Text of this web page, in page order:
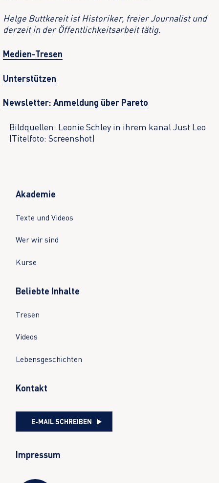
Helge Buttkereit ist Historiker, freier Journalist und
derzeit in der Öffentlichkeitsarbeit tätig.
Medien-Tresen
Unterstützen
Newsletter: Anmeldung über Pareto
Bildquellen: Leonie Schley in ihrem kanal Just Leo
(Titelfoto: Screenshot)
Akademie
Texte und Videos
Wer wir sind
Kurse
Beliebte Inhalte
Tresen
Videos
Lebensgeschichten
Kontakt
E-MAIL SCHREIBEN
Impressum